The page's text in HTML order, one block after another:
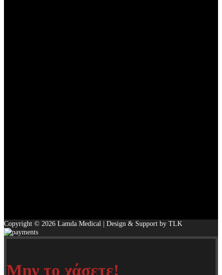
Copyright © 2026 Lamda Medical | Design & Support by TLK
Μην το χάσετε!